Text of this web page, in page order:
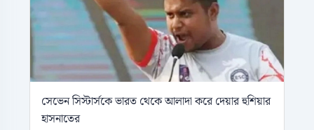
সেভেন সিস্টার্সকে ভারত থেকে আলাদা করে দেয়ার হুশিয়ার
হাসনাতের